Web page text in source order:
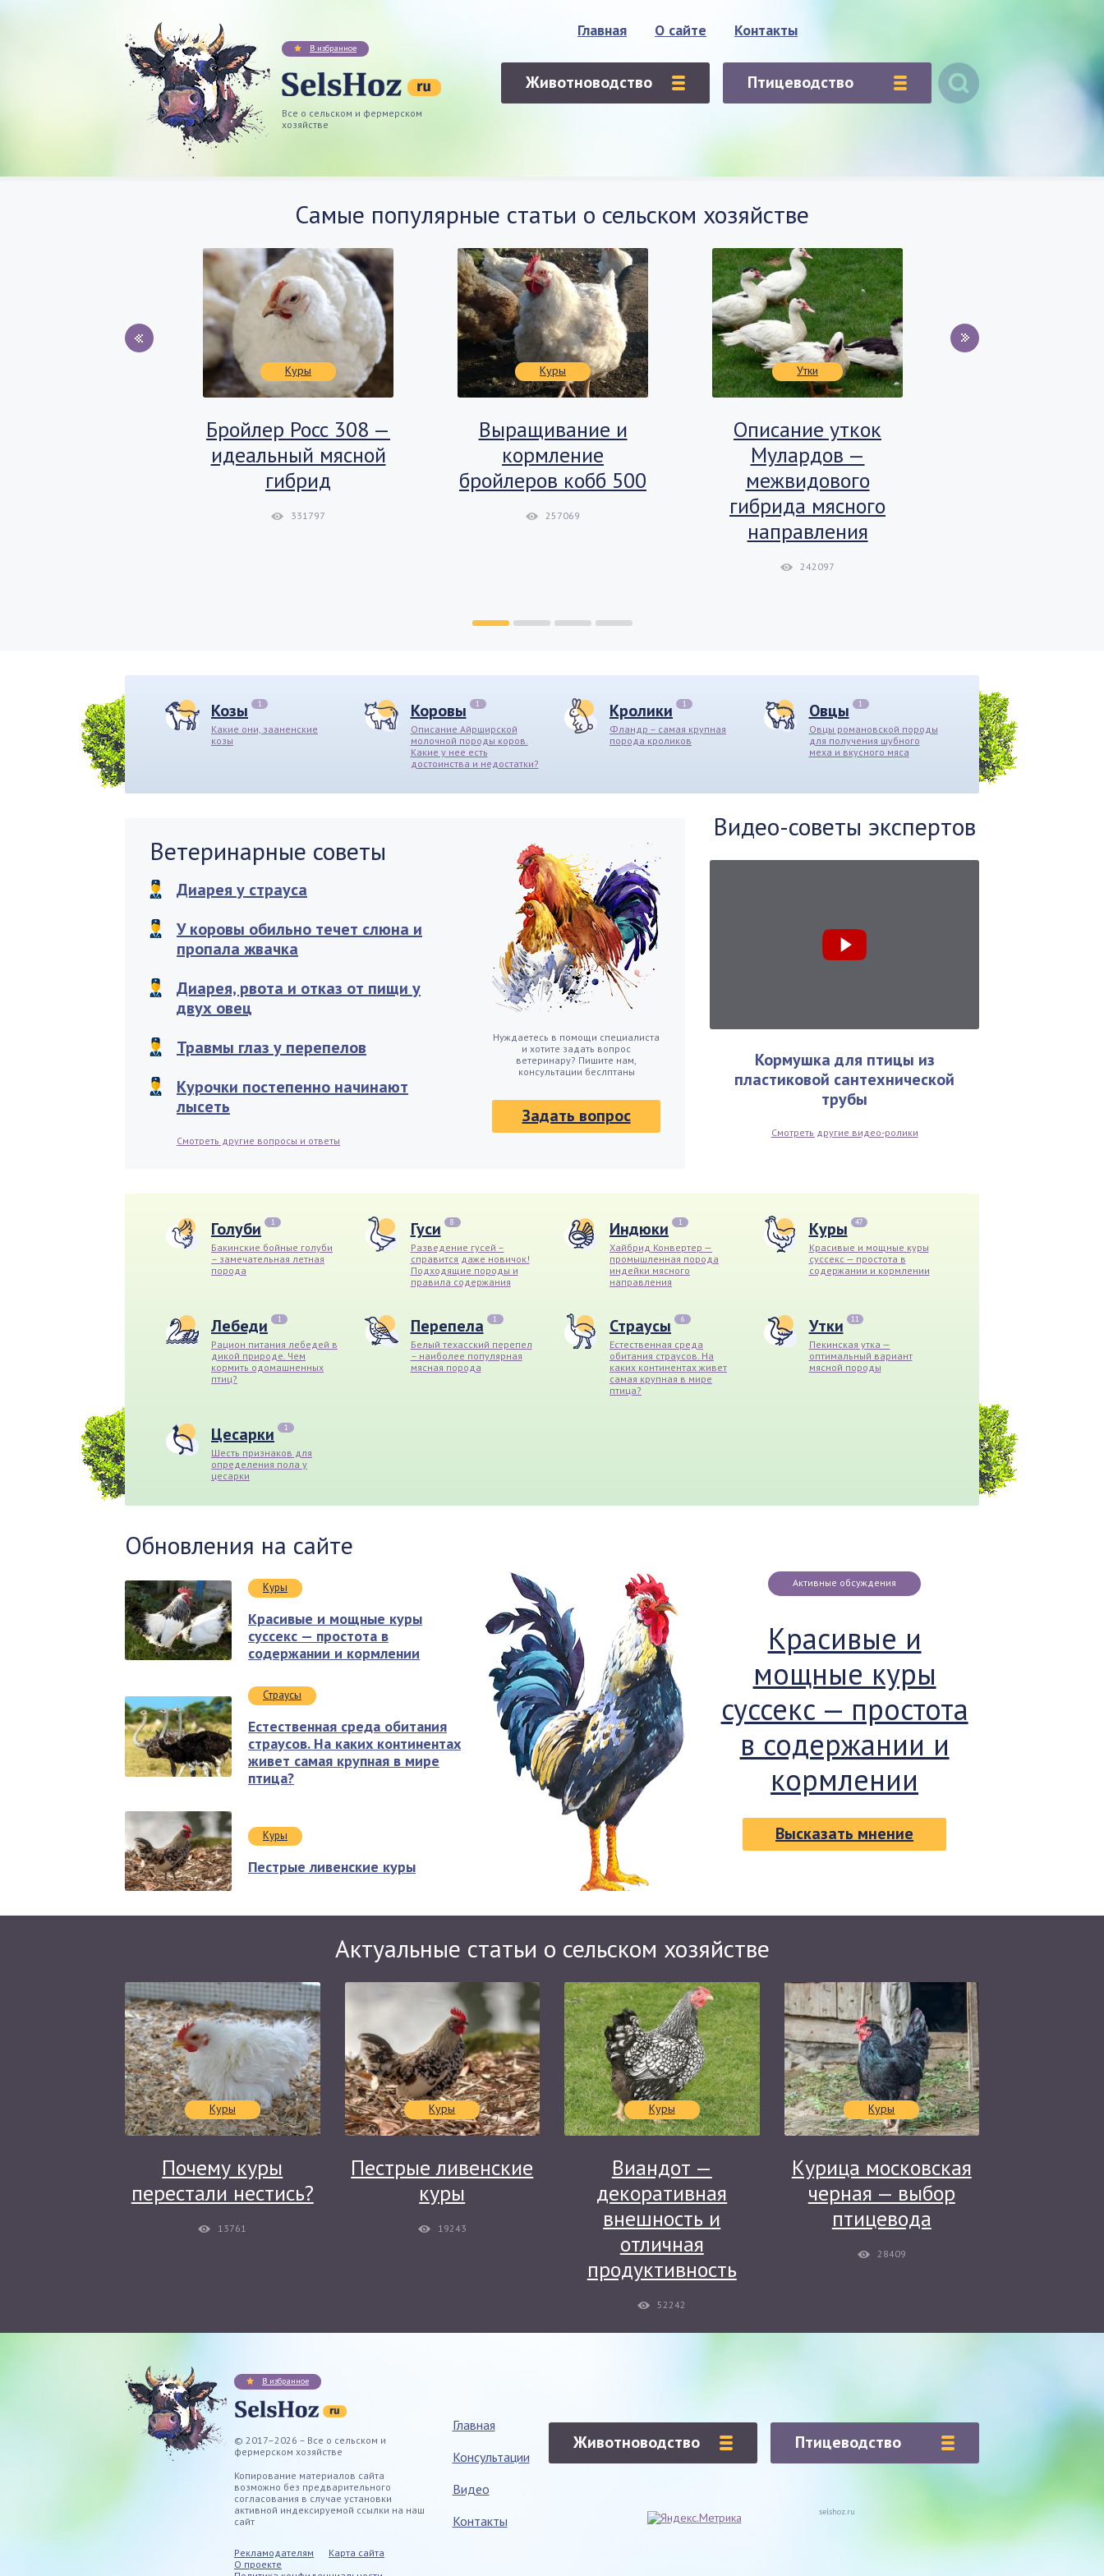
Все о сельском и фермерском
хозяйстве
Главная О сайте Контакты
Животноводство Птицеводство
В избранное
Самые популярные статьи о сельском хозяйстве
Куры
Бройлер Росс 308 —
идеальный мясной
гибрид
331797
Куры
Выращивание и
кормление
бройлеров кобб 500
257069
Утки
Описание уткок
Мулардов —
межвидового
гибрида мясного
направления
242097
Козы 1
Какие они, зааненские
козы
Коровы 1
Описание Айрширской
молочной породы коров.
Какие у нее есть
достоинства и недостатки?
Кролики 1
Фландр – самая крупная
порода кроликов
Овцы 1
Овцы романовской породы
для получения шубного
меха и вкусного мяса
Ветеринарные советы
Диарея у страуса
У коровы обильно течет слюна и
пропала жвачка
Диарея, рвота и отказ от пищи у
двух овец
Травмы глаз у перепелов
Курочки постепенно начинают
лысеть
Смотреть другие вопросы и ответы
Нуждаетесь в помощи специалиста
и хотите задать вопрос
ветеринару? Пишите нам,
консультации беслптаны
Задать вопрос
Видео-советы экспертов
Кормушка для птицы из
пластиковой сантехнической
трубы
Смотреть другие видео-ролики
Голуби 1
Бакинские бойные голуби
– замечательная летная
порода
Гуси 8
Разведение гусей –
справится даже новичок!
Подходящие породы и
правила содержания
Индюки 1
Хайбрид Конвертер —
промышленная порода
индейки мясного
направления
Куры 47
Красивые и мощные куры
суссекс — простота в
содержании и кормлении
Лебеди 1
Рацион питания лебедей в
дикой природе. Чем
кормить одомашненных
птиц?
Перепела 1
Белый техасский перепел
– наиболее популярная
мясная порода
Страусы 6
Естественная среда
обитания страусов. На
каких континентах живет
самая крупная в мире
птица?
Утки 11
Пекинская утка —
оптимальный вариант
мясной породы
Цесарки 1
Шесть признаков для
определения пола у
цесарки
Обновления на сайте
Куры
Красивые и мощные куры
суссекс — простота в
содержании и кормлении
Страусы
Естественная среда обитания
страусов. На каких континентах
живет самая крупная в мире
птица?
Куры
Пестрые ливенские куры
Активные обсуждения
Красивые и
мощные куры
суссекс — простота
в содержании и
кормлении
Высказать мнение
Актуальные статьи о сельском хозяйстве
Куры
Почему куры
перестали нестись?
13761
Куры
Пестрые ливенские
куры
19243
Куры
Виандот —
декоративная
внешность и
отличная
продуктивность
52242
Куры
Курица московская
черная — выбор
птицевода
28409
© 2017–2026 – Все о сельском и
фермерском хозяйстве
Копирование материалов сайта
возможно без предварительного
согласования в случае установки
активной индексируемой ссылки на наш
сайт
В избранное
Рекламодателям
Карта сайта
О проекте
Главная
Консультации
Видео
Контакты
Животноводство Птицеводство
selshoz.ru